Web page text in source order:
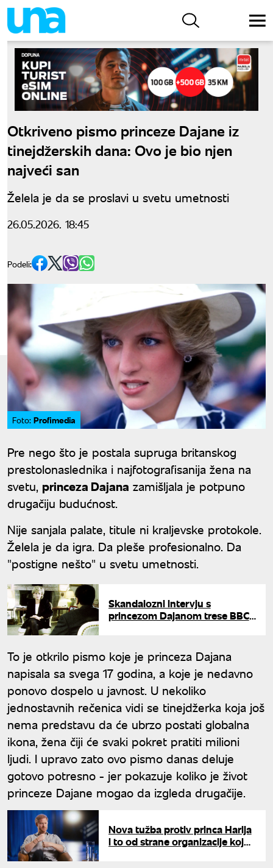
Otkriveno pismo princeze Dajane iz
tinejdžerskih dana: Ovo je bio njen
najveći san
Želela je da se proslavi u svetu umetnosti
26.05.2026. 18:45
Podeli:
Foto: Profimedia
Pre nego što je postala supruga britanskog
prestolonaslednika i najfotografisanija žena na
svetu, princeza Dajana zamišljala je potpuno
drugačiju budućnost.
Nije sanjala palate, titule ni kraljevske protokole.
Želela je da igra. Da pleše profesionalno. Da
"postigne nešto" u svetu umetnosti.
Skandalozni intervju s
princezom Dajanom trese BBC:
To je otkrilo pismo koje je princeza Dajana
napisala sa svega 17 godina, a koje je nedavno
ponovo dospelo u javnost. U nekoliko
jednostavnih rečenica vidi se tinejdžerka koja još
nema predstavu da će ubrzo postati globalna
ikona, žena čiji će svaki pokret pratiti milioni
ljudi. I upravo zato ovo pismo danas deluje
gotovo potresno - jer pokazuje koliko je život
princeze Dajane mogao da izgleda drugačije.
Nova tužba protiv princa Harija
i to od strane organizacije koju